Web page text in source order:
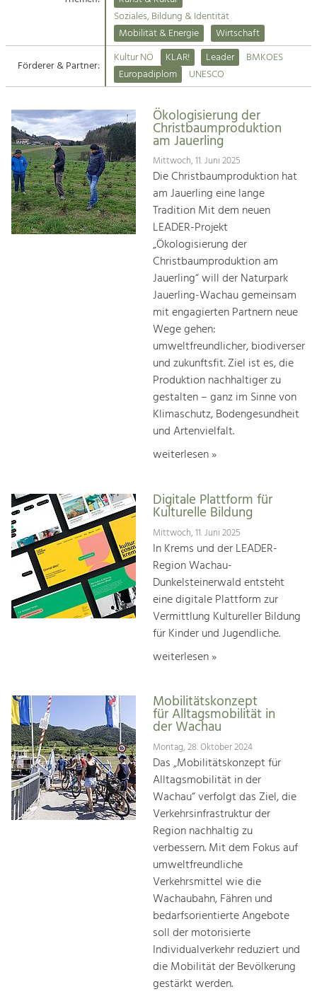
Suche
Impressum
Kontakt
Angebotsentwicklung und
Handwerk, Wissenschaft und Forschung.
Soziales, Bildung &
Identität
Gleichberechtigung, Jugend und
Integration
Mobilität & Energie
Klimawandel, öffentlicher Verkehr und
Steigerung regionaler Wertschöpfung
Soziales, Bildung & Identität
Mobilität & Energie
Wirtschaft
Förderer & Partner:
Kultur NÖ KLAR! Leader
BMKOES
Europadiplom
UNESCO
Ökologisierung der
Christbaumproduktion
am Jauerling
Mittwoch, 11. Juni 2025
Die Christbaumproduktion hat
am Jauerling eine lange
Tradition Mit dem neuen
LEADER-Projekt
„Ökologisierung der
Christbaumproduktion am
Jauerling“ will der Naturpark
Jauerling-Wachau gemeinsam
mit engagierten Partnern neue
Wege gehen:
umweltfreundlicher, biodiverser
und zukunftsfit. Ziel ist es, die
Produktion nachhaltiger zu
gestalten – ganz im Sinne von
Klimaschutz, Bodengesundheit
und Artenvielfalt.
weiterlesen »
Digitale Plattform für
Kulturelle Bildung
Mittwoch, 11. Juni 2025
In Krems und der LEADER-
Region Wachau-
Dunkelsteinerwald entsteht
eine digitale Plattform zur
Vermittlung Kultureller Bildung
für Kinder und Jugendliche.
weiterlesen »
Mobilitätskonzept
für Alltagsmobilität in
der Wachau
Montag, 28. Oktober 2024
Das „Mobilitätskonzept für
Alltagsmobilität in der
Wachau“ verfolgt das Ziel, die
Verkehrsinfrastruktur der
Region nachhaltig zu
verbessern. Mit dem Fokus auf
umweltfreundliche
Verkehrsmittel wie die
Wachaubahn, Fähren und
bedarfsorientierte Angebote
soll der motorisierte
Individualverkehr reduziert und
die Mobilität der Bevölkerung
gestärkt werden.